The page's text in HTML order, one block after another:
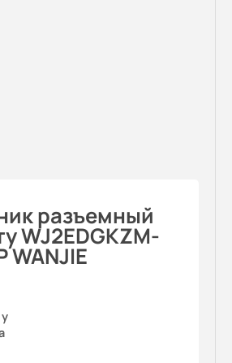
разъемный
WJ2EDGKZM-
WANJIE